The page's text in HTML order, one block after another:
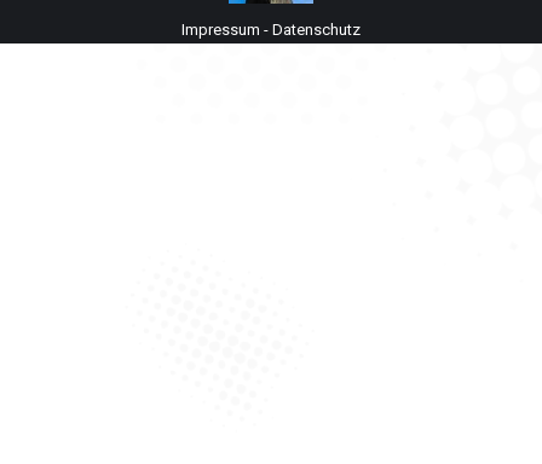
Impressum - Datenschutz